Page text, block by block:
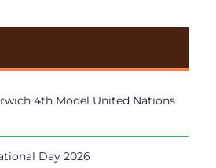
4th Model United Nations
Day 2026